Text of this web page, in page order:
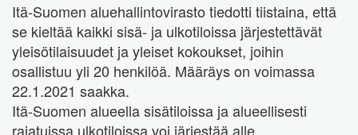
Itä-Suomen aluehallintovirasto tiedotti tiistaina, että
se kieltää kaikki sisä- ja ulkotiloissa järjestettävät
yleisötilaisuudet ja yleiset kokoukset, joihin
osallistuu yli 20 henkilöä. Määräys on voimassa
22.1.2021 saakka.
Itä-Suomen alueella sisätiloissa ja alueellisesti
rajatuissa ulkotiloissa voi järjestää alle